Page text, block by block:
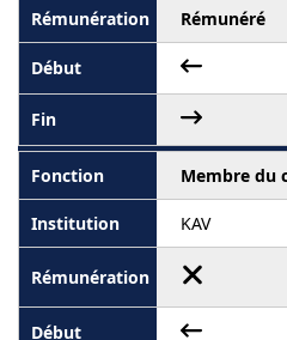
Rémunéré
Membre du
KAV